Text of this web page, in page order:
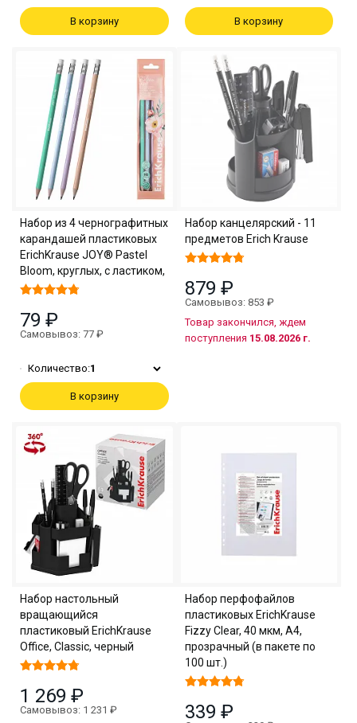
В корзину В корзину
Набор из 4 чернографитных
карандашей пластиковых
ErichKrause JOY® Pastel
Bloom, круглых, с ластиком,
79 ₽
Самовывоз: 77 ₽
Количество:1
В корзину
Набор канцелярский - 11
предметов Erich Krause
879 ₽
Самовывоз: 853 ₽
Товар закончился, ждем
поступления 15.08.2026 г.
Набор настольный
вращающийся
пластиковый ErichKrause
Office, Classic, черный
1 269 ₽
Самовывоз: 1 231 ₽
Набор перфофайлов
пластиковых ErichKrause
Fizzy Clear, 40 мкм, A4,
прозрачный (в пакете по
100 шт.)
339 ₽